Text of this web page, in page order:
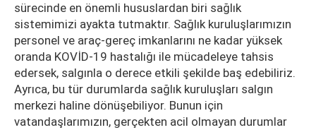
sürecinde en önemli hususlardan biri sağlık
sistemimizi ayakta tutmaktır. Sağlık kuruluşlarımızın
personel ve araç-gereç imkanlarını ne kadar yüksek
oranda KOVİD-19 hastalığı ile mücadeleye tahsis
edersek, salgınla o derece etkili şekilde baş edebiliriz.
Ayrıca, bu tür durumlarda sağlık kuruluşları salgın
merkezi haline dönüşebiliyor. Bunun için
vatandaşlarımızın, gerçekten acil olmayan durumlar